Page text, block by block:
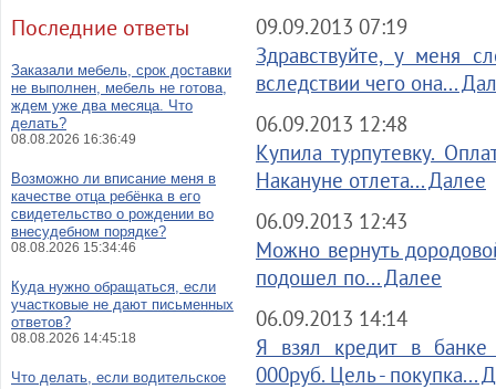
09.09.2013 07:19
Здравствуйте, у меня
вследствии чего она...
06.09.2013 12:48
Купила турпутевку.
Накануне отлета... Далее
06.09.2013 12:43
Можно вернуть
подошел по... Далее
06.09.2013 14:14
Я взял кредит в
000руб. Цель - покупка...
Последние ответы
Заказали мебель, срок доставки
не выполнен, мебель не готова,
ждем уже два месяца. Что
делать?
08.08.2026 16:36:49
Возможно ли вписание меня в
качестве отца ребёнка в его
свидетельство о рождении во
внесудебном порядке?
08.08.2026 15:34:46
Куда нужно обращаться, если
участковые не дают письменных
ответов?
08.08.2026 14:45:18
Что делать, если водительское